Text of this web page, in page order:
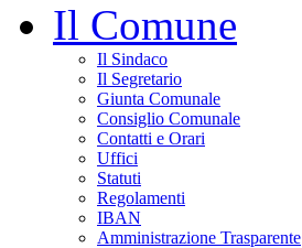
Il Comune
Il Sindaco
Il Segretario
Giunta Comunale
Consiglio Comunale
Contatti e Orari
Uffici
Statuti
Regolamenti
IBAN
Amministrazione Trasparente